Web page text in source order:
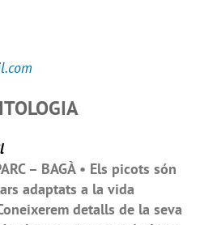
– BAGÀ • Els picots són
adaptats a la vida
detalls de la seva